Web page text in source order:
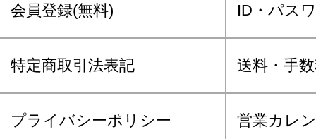
会員登録(無料) ID・パス
特定商取引法表記 送料・手
プライバシーポリシー 営業カレ